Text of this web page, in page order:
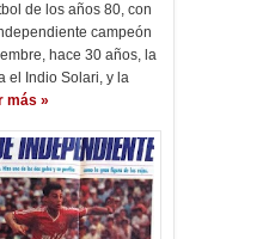
de los años 80, con
campeón
hace 30 años, la
el Indio Solari, y la
más »